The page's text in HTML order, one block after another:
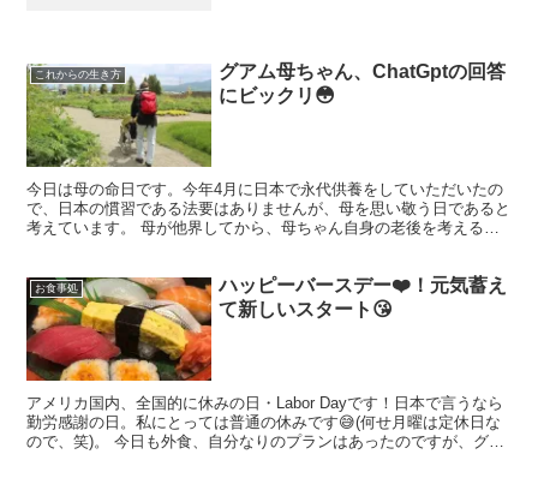
これからの生き方
グアム母ちゃん、ChatGptの回答
にビックリ😳
今日は母の命日です。今年4月に日本で永代供養をしていただいたの
で、日本の慣習である法要はありませんが、母を思い敬う日であると
考えています。 母が他界してから、母ちゃん自身の老後を考えるこ
お食事処
ハッピーバースデー❤️！元気蓄え
て新しいスタート😘
アメリカ国内、全国的に休みの日・Labor Dayです！日本で言うなら
勤労感謝の日。私にとっては普通の休みです😅(何せ月曜は定休日な
ので、笑)。 今日も外食、自分なりのプランはあったのですが、グア